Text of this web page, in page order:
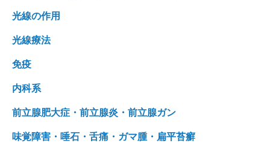
光線の作用
光線療法
免疫
内科系
前立腺肥大症・前立腺炎・前立腺ガン
味覚障害・唾石・舌痛・ガマ腫・扁平苔癬